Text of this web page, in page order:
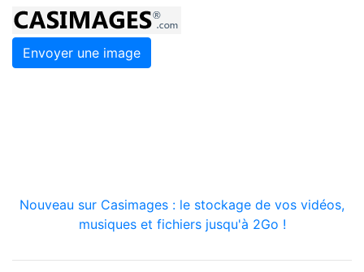
Envoyer une image
Nouveau sur Casimages : le stockage de vos vidéos,
musiques et fichiers jusqu'à 2Go !